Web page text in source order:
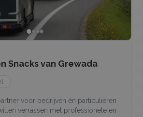
Snacks van Grewada
voor bedrijven én particulieren
verrassen met professionele en